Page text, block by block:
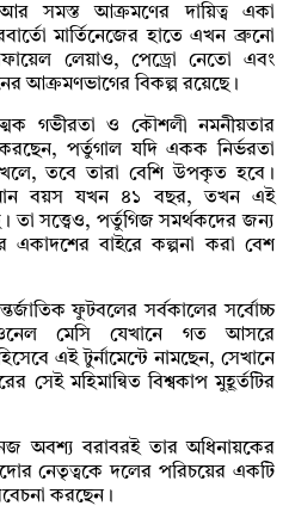
সমস্ত আক্রমণের দায়িত্ব একা
মার্তিনেজের হাতে এখন ব্রুনো
রাফায়েল লেয়াও, পেড্রো নেতো এবং
আক্রমণভাগের বিকল্প রয়েছে।
গভীরতা ও কৌশলী নমনীয়তার
পর্তুগাল যদি একক নির্ভরতা
তবে তারা বেশি উপকৃত হবে।
বয়স যখন ৪১ বছর, তখন এই
সত্ত্বেও, পর্তুগিজ সমর্থকদের জন্য
একাদশের বাইরে কল্পনা করা বেশ
ফুটবলের সর্বকালের সর্বোচ্চ
লিওনেল মেসি যেখানে গত আসরে
এই টুর্নামেন্টে নামছেন, সেখানে
সেই মহিমান্বিত বিশ্বকাপ মুহূর্তটির
অবশ্য বরাবরই তার অধিনায়কের
নেতৃত্বকে দলের পরিচয়ের একটি
করছেন।